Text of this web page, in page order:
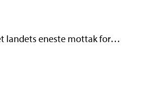
landets eneste mottak for…